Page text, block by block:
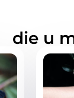
die u